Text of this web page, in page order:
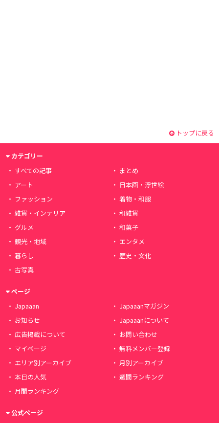
トップに戻る
カテゴリー
すべての記事
まとめ
アート
日本画・浮世絵
ファッション
着物・和服
雑貨・インテリア
和雑貨
グルメ
和菓子
観光・地域
エンタメ
暮らし
歴史・文化
古写真
ページ
Japaaan
Japaaanマガジン
お知らせ
Japaaanについて
広告掲載について
お問い合わせ
マイページ
無料メンバー登録
エリア別アーカイブ
月別アーカイブ
本日の人気
週間ランキング
月間ランキング
公式ページ